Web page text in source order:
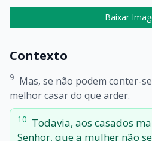
Baixar
Contexto
9 Mas, se não podem conter-
melhor casar do que arder.
10 Todavia, aos casados
Senhor, que a mulher não